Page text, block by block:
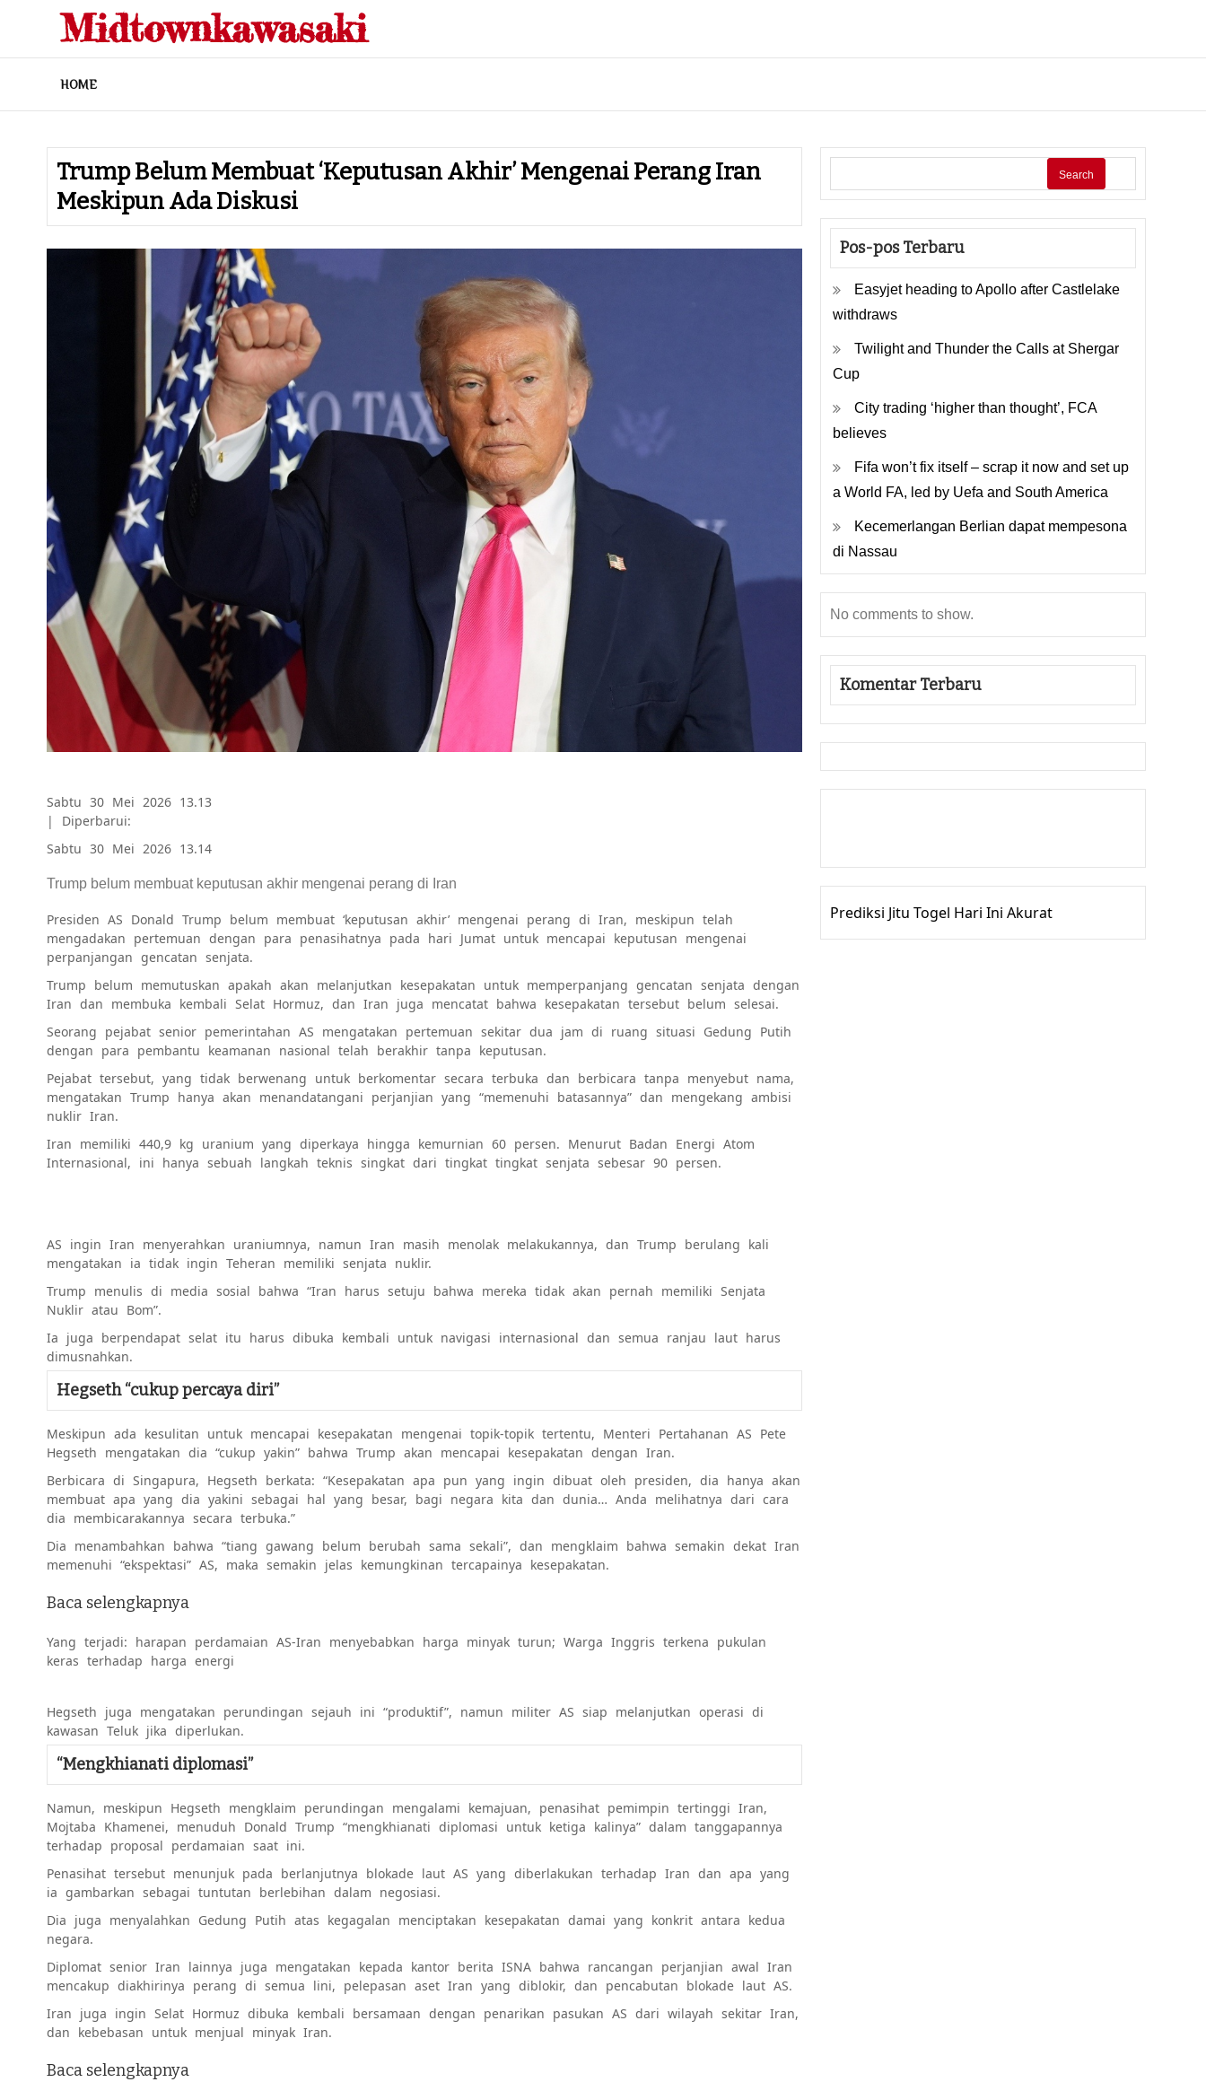
content
Midtownkawasaki
HOME
Trump Belum Membuat ‘keputusan Akhir’ Mengenai Perang Iran
Meskipun Ada Diskusi
Sabtu 30 Mei 2026 13.13
| Diperbarui:
Sabtu 30 Mei 2026 13.14
Trump belum membuat keputusan akhir mengenai perang di Iran
Presiden AS Donald Trump belum membuat ‘keputusan akhir’ mengenai perang di Iran, meskipun telah
mengadakan pertemuan dengan para penasihatnya pada hari Jumat untuk mencapai keputusan mengenai
perpanjangan gencatan senjata.
Trump belum memutuskan apakah akan melanjutkan kesepakatan untuk memperpanjang gencatan senjata dengan
Iran dan membuka kembali Selat Hormuz, dan Iran juga mencatat bahwa kesepakatan tersebut belum selesai.
Seorang pejabat senior pemerintahan AS mengatakan pertemuan sekitar dua jam di ruang situasi Gedung Putih
dengan para pembantu keamanan nasional telah berakhir tanpa keputusan.
Pejabat tersebut, yang tidak berwenang untuk berkomentar secara terbuka dan berbicara tanpa menyebut nama,
mengatakan Trump hanya akan menandatangani perjanjian yang “memenuhi batasannya” dan mengekang ambisi
nuklir Iran.
Iran memiliki 440,9 kg uranium yang diperkaya hingga kemurnian 60 persen. Menurut Badan Energi Atom
Internasional, ini hanya sebuah langkah teknis singkat dari tingkat tingkat senjata sebesar 90 persen.
AS ingin Iran menyerahkan uraniumnya, namun Iran masih menolak melakukannya, dan Trump berulang kali
mengatakan ia tidak ingin Teheran memiliki senjata nuklir.
Trump menulis di media sosial bahwa “Iran harus setuju bahwa mereka tidak akan pernah memiliki Senjata
Nuklir atau Bom”.
Ia juga berpendapat selat itu harus dibuka kembali untuk navigasi internasional dan semua ranjau laut harus
dimusnahkan.
Hegseth “cukup percaya diri”
Meskipun ada kesulitan untuk mencapai kesepakatan mengenai topik-topik tertentu, Menteri Pertahanan AS Pete
Hegseth mengatakan dia “cukup yakin” bahwa Trump akan mencapai kesepakatan dengan Iran.
Berbicara di Singapura, Hegseth berkata: “Kesepakatan apa pun yang ingin dibuat oleh presiden, dia hanya akan
membuat apa yang dia yakini sebagai hal yang besar, bagi negara kita dan dunia… Anda melihatnya dari cara
dia membicarakannya secara terbuka.”
Dia menambahkan bahwa “tiang gawang belum berubah sama sekali”, dan mengklaim bahwa semakin dekat Iran
memenuhi “ekspektasi” AS, maka semakin jelas kemungkinan tercapainya kesepakatan.
Baca selengkapnya
Yang terjadi: harapan perdamaian AS-Iran menyebabkan harga minyak turun; Warga Inggris terkena pukulan
keras terhadap harga energi
Hegseth juga mengatakan perundingan sejauh ini “produktif”, namun militer AS siap melanjutkan operasi di
kawasan Teluk jika diperlukan.
“Mengkhianati diplomasi”
Namun, meskipun Hegseth mengklaim perundingan mengalami kemajuan, penasihat pemimpin tertinggi Iran,
Mojtaba Khamenei, menuduh Donald Trump “mengkhianati diplomasi untuk ketiga kalinya” dalam tanggapannya
terhadap proposal perdamaian saat ini.
Penasihat tersebut menunjuk pada berlanjutnya blokade laut AS yang diberlakukan terhadap Iran dan apa yang
ia gambarkan sebagai tuntutan berlebihan dalam negosiasi.
Dia juga menyalahkan Gedung Putih atas kegagalan menciptakan kesepakatan damai yang konkrit antara kedua
negara.
Diplomat senior Iran lainnya juga mengatakan kepada kantor berita ISNA bahwa rancangan perjanjian awal Iran
mencakup diakhirinya perang di semua lini, pelepasan aset Iran yang diblokir, dan pencabutan blokade laut AS.
Iran juga ingin Selat Hormuz dibuka kembali bersamaan dengan penarikan pasukan AS dari wilayah sekitar Iran,
dan kebebasan untuk menjual minyak Iran.
Baca selengkapnya
Search
Pos-pos Terbaru
Easyjet heading to Apollo after Castlelake
withdraws
Twilight and Thunder the Calls at Shergar
Cup
City trading ‘higher than thought’, FCA
believes
Fifa won’t fix itself – scrap it now and set up
a World FA, led by Uefa and South America
Kecemerlangan Berlian dapat mempesona
di Nassau
No comments to show.
Komentar Terbaru
Prediksi Jitu Togel Hari Ini Akurat